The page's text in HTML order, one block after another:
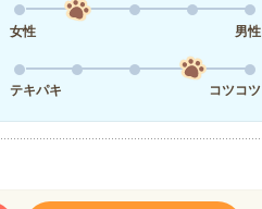
女性
男性
テキパキ
コツコツ